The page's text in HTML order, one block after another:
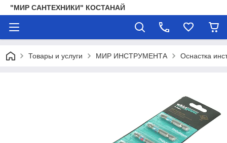
"МИР САНТЕХНИКИ" КОСТАНАЙ
Товары и услуги МИР ИНСТРУМЕНТА Оснастка